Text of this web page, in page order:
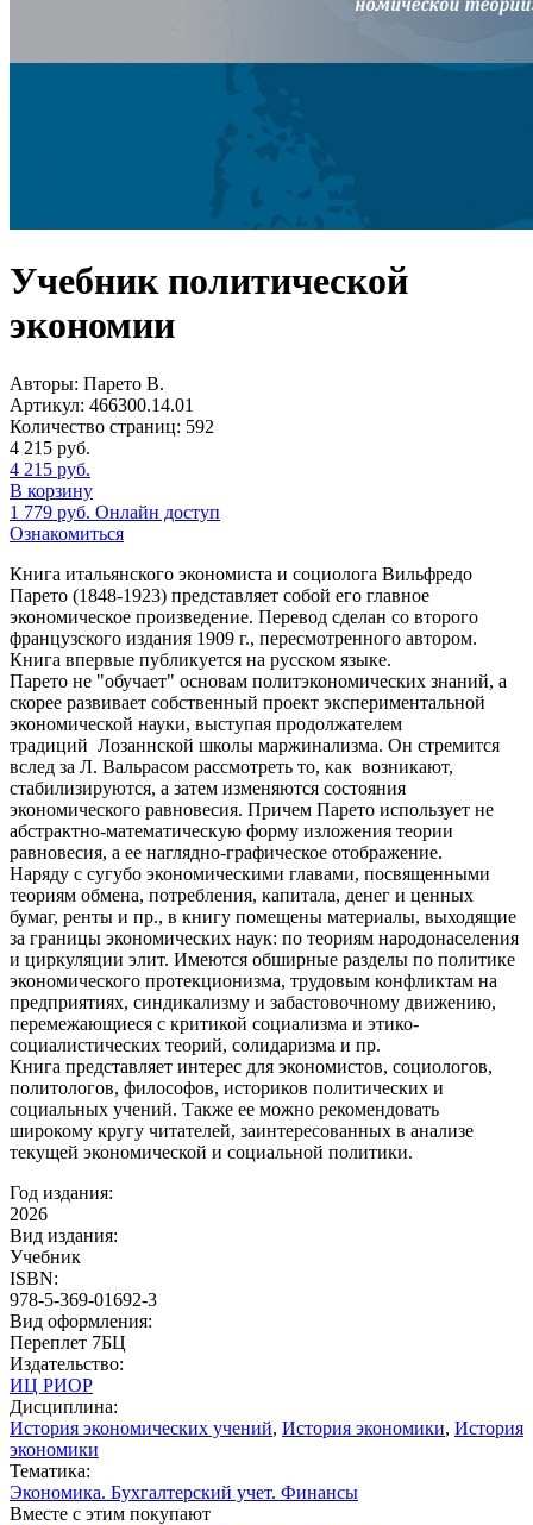
Учебник политической
экономии
Авторы: Парето В.
Артикул: 466300.14.01
Количество страниц: 592
4 215 руб.
4 215 руб.
В корзину
1 779 руб. Онлайн доступ
Ознакомиться
Книга итальянского экономиста и социолога Вильфредо
Парето (1848-1923) представляет собой его главное
экономическое произведение. Перевод сделан со второго
французского издания 1909 г., пересмотренного автором.
Книга впервые публикуется на русском языке.
Парето не "обучает" основам политэкономических знаний, а
скорее развивает собственный проект экспериментальной
экономической науки, выступая продолжателем
традиций Лозаннской школы маржинализма. Он стремится
вслед за Л. Вальрасом рассмотреть то, как возникают,
стабилизируются, а затем изменяются состояния
экономического равновесия. Причем Парето использует не
абстрактно-математическую форму изложения теории
равновесия, а ее наглядно-графическое отображение.
Наряду с сугубо экономическими главами, посвященными
теориям обмена, потребления, капитала, денег и ценных
бумаг, ренты и пр., в книгу помещены материалы, выходящие
за границы экономических наук: по теориям народонаселения
и циркуляции элит. Имеются обширные разделы по политике
экономического протекционизма, трудовым конфликтам на
предприятиях, синдикализму и забастовочному движению,
перемежающиеся с критикой социализма и этико-
социалистических теорий, солидаризма и пр.
Книга представляет интерес для экономистов, социологов,
политологов, философов, историков политических и
социальных учений. Также ее можно рекомендовать
широкому кругу читателей, заинтересованных в анализе
текущей экономической и социальной политики.
Год издания:
2026
Вид издания:
Учебник
ISBN:
978-5-369-01692-3
Вид оформления:
Переплет 7БЦ
Издательство:
ИЦ РИОР
Дисциплина:
История экономических учений, История экономики, История
экономики
Тематика:
Экономика. Бухгалтерский учет. Финансы
Вместе с этим покупают